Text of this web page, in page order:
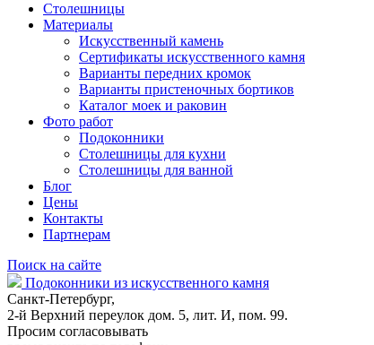
Столешницы
Материалы
Искусственный камень
Сертификаты искусственного камня
Варианты передних кромок
Варианты пристеночных бортиков
Каталог моек и раковин
Фото работ
Подоконники
Столешницы для кухни
Столешницы для ванной
Блог
Цены
Контакты
Партнерам
Поиск на сайте
Подоконники из искусственного камня
Санкт-Петербург,
2-й Верхний переулок дом. 5, лит. И, пом. 99.
Просим согласовывать